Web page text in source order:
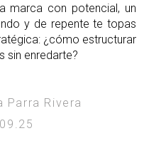
marca con potencial, un
y de repente te topas
¿cómo estructurar
sin enredarte?
Parra Rivera